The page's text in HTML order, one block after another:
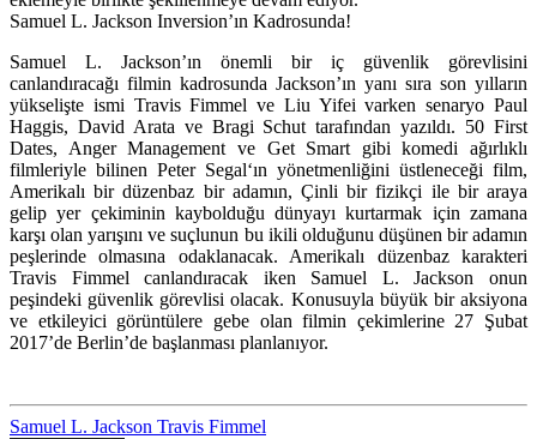
Samuel L. Jackson Inversion’ın Kadrosunda!
Samuel L. Jackson’ın önemli bir iç güvenlik görevlisini
canlandıracağı filmin kadrosunda Jackson’ın yanı sıra son yılların
yükselişte ismi Travis Fimmel ve Liu Yifei varken senaryo Paul
Haggis, David Arata ve Bragi Schut tarafından yazıldı. 50 First
Dates, Anger Management ve Get Smart gibi komedi ağırlıklı
filmleriyle bilinen Peter Segal‘ın yönetmenliğini üstleneceği film,
Amerikalı bir düzenbaz bir adamın, Çinli bir fizikçi ile bir araya
gelip yer çekiminin kaybolduğu dünyayı kurtarmak için zamana
karşı olan yarışını ve suçlunun bu ikili olduğunu düşünen bir adamın
peşlerinde olmasına odaklanacak. Amerikalı düzenbaz karakteri
Travis Fimmel canlandıracak iken Samuel L. Jackson onun
peşindeki güvenlik görevlisi olacak. Konusuyla büyük bir aksiyona
ve etkileyici görüntülere gebe olan filmin çekimlerine 27 Şubat
2017’de Berlin’de başlanması planlanıyor.
Samuel L. Jackson Travis Fimmel